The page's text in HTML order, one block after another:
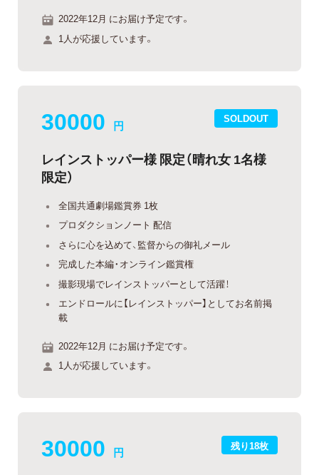
2022年12月 にお届け予定です。
1人が応援しています。
SOLDOUT
30000 円
レインストッパー様 限定（晴れ女 1名様
限定）
全国共通劇場鑑賞券 1枚
プロダクションノート 配信
さらに心を込めて、監督からの御礼メール
完成した本編・オンライン鑑賞権
撮影現場でレインストッパーとして活躍！
エンドロールに【レインストッパー】としてお名前掲
載
2022年12月 にお届け予定です。
1人が応援しています。
残り18枚
30000 円